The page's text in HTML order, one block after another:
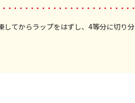
てからラップをはずし、4等分に切り